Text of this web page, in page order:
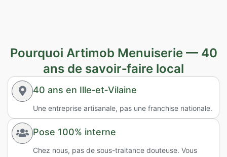
Pourquoi Artimob Menuiserie — 40
ans de savoir‑faire local
40 ans en Ille‑et‑Vilaine
Une entreprise artisanale, pas une franchise nationale.
Pose 100% interne
Chez nous, pas de sous-traitance douteuse. Vous